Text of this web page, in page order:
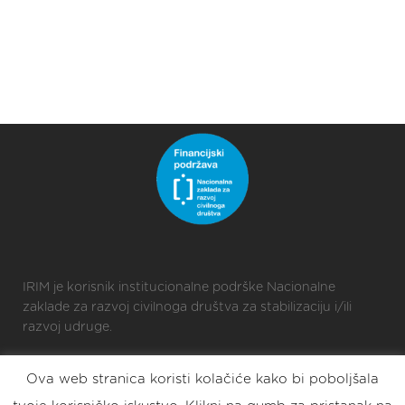
IRIM je korisnik institucionalne podrške Nacionalne
zaklade za razvoj civilnoga društva za stabilizaciju i/ili
razvoj udruge.
Ova web stranica koristi kolačiće kako bi poboljšala